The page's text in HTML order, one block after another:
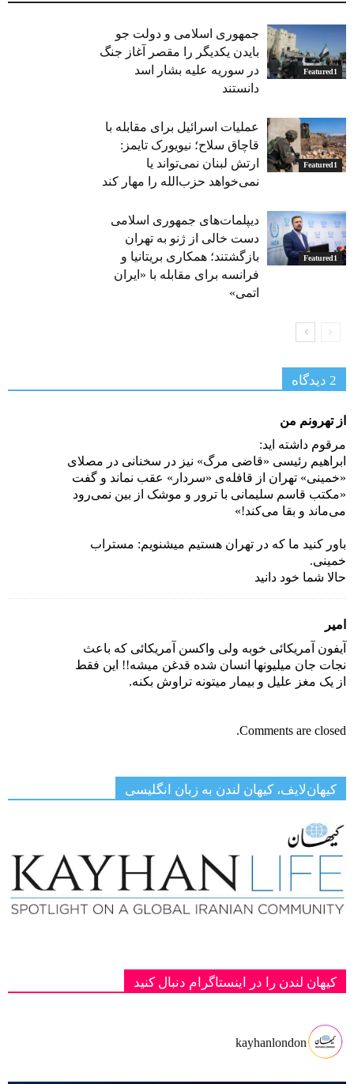
Featured1
جمهوری اسلامی و دولت جو
بایدن یکدیگر را مقصر آغاز جنگ
در سوریه علیه بشار اسد
دانستند
Featured1
عملیات اسرائیل برای مقابله با
قاچاق سلاح؛ نیویورک تایمز:
ارتش لبنان نمی‌تواند یا
نمی‌خواهد حزب‌الله را مهار کند
Featured1
دیپلمات‌های جمهوری اسلامی
دست خالی از ژنو به تهران
بازگشتند؛ همکاری بریتانیا و
فرانسه برای مقابله با «ایران
اتمی»
2 دیدگاه‌
از تهرونم من
مرقوم داشته اید:
ابراهیم رئیسی «قاضی مرگ» نیز در سخنانی در مصلای
«خمینی» تهران از قافله‌ی «سردار» عقب نماند و گفت
«مکتب قاسم سلیمانی با ترور و موشک از بین نمی‌رود
می‌ماند و بقا می‌کند!»
باور کنید ما که در تهران هستیم میشنویم: مستراب
خمینی.
حالا شما خود دانید
امیر
آیفون آمریکائی خوبه ولی واکسن آمریکائی که باعث
نجات جان میلیونها انسان شده قدغن میشه!! این فقط
از یک مغز علیل و بیمار میتونه تراوش بکنه.
Comments are closed.
کیهان‌لایف، کیهان لندن به زبان انگلیسی
کیهان لندن را در اینستاگرام دنبال کنید
kayhanlondon